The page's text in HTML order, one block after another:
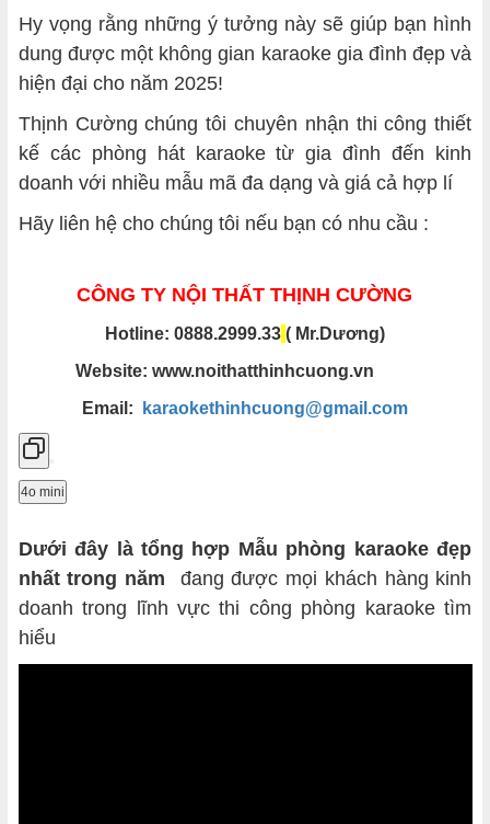
Hy vọng rằng những ý tưởng này sẽ giúp bạn hình
dung được một không gian karaoke gia đình đẹp và
hiện đại cho năm 2025!
Thịnh Cường chúng tôi chuyên nhận thi công thiết
kế các phòng hát karaoke từ gia đình đến kinh
doanh với nhiều mẫu mã đa dạng và giá cả hợp lí
Hãy liên hệ cho chúng tôi nếu bạn có nhu cầu :
CÔNG TY NỘI THẤT THỊNH CƯỜNG
Hotline: 0888.2999.33 ( Mr.Dương)
Website: www.noithatthinhcuong.vn
Email:
karaokethinhcuong@gmail.com
4o mini
Dưới đây là tổng hợp Mẫu phòng karaoke đẹp
nhất trong năm
đang được mọi khách hàng kinh
doanh trong lĩnh vực thi công phòng karaoke tìm
hiểu